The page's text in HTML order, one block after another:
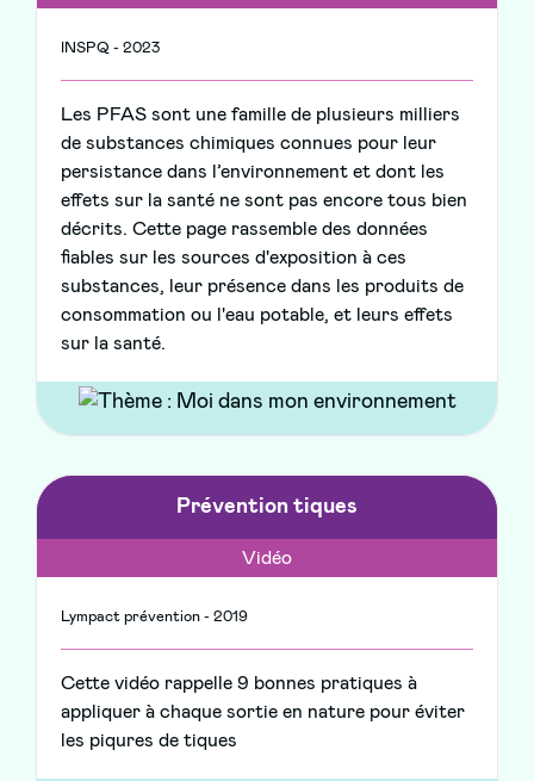
INSPQ - 2023
Les PFAS sont une famille de plusieurs milliers
de substances chimiques connues pour leur
persistance dans l’environnement et dont les
effets sur la santé ne sont pas encore tous bien
décrits. Cette page rassemble des données
fiables sur les sources d'exposition à ces
substances, leur présence dans les produits de
consommation ou l'eau potable, et leurs effets
sur la santé.
Prévention tiques
Vidéo
Lympact prévention - 2019
Cette vidéo rappelle 9 bonnes pratiques à
appliquer à chaque sortie en nature pour éviter
les piqures de tiques